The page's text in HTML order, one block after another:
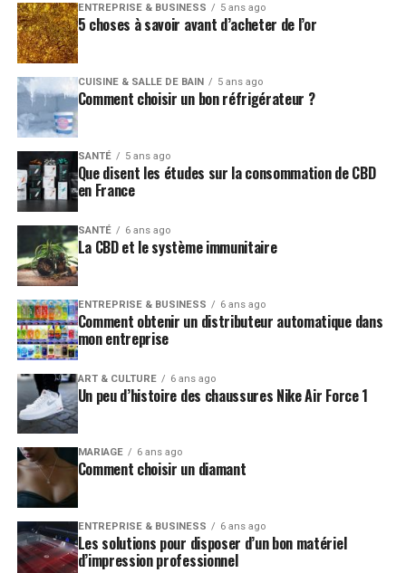
ENTREPRISE & BUSINESS 5 ans ago
5 choses à savoir avant d’acheter de l’or
CUISINE & SALLE DE BAIN 5 ans ago
Comment choisir un bon réfrigérateur ?
SANTÉ 5 ans ago
Que disent les études sur la consommation de CBD
en France
SANTÉ 6 ans ago
La CBD et le système immunitaire
ENTREPRISE & BUSINESS 6 ans ago
Comment obtenir un distributeur automatique dans
mon entreprise
ART & CULTURE 6 ans ago
Un peu d’histoire des chaussures Nike Air Force 1
MARIAGE 6 ans ago
Comment choisir un diamant
ENTREPRISE & BUSINESS 6 ans ago
Les solutions pour disposer d’un bon matériel
d’impression professionnel